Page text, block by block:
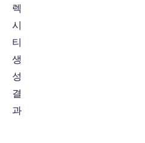
렉
시
티
생
성
결
과